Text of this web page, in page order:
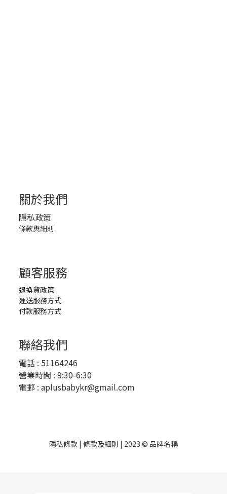
關於我們
隱私政策
條款與細則
顧客服務
退換貨政策
運送服務方式
付款服務方式
聯絡我們
電話 : 51164246
營業時間 : 9:30-6:30
電郵 : aplusbabykr@gmail.com
隱私條款 | 條款及細則 | 2023 © 品牌名稱